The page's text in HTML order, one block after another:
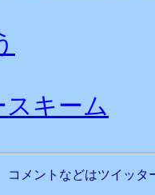
キーム
コメントなどはツイッタ